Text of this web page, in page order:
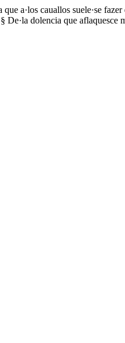
a·los cauallos suele·se
dolencia que